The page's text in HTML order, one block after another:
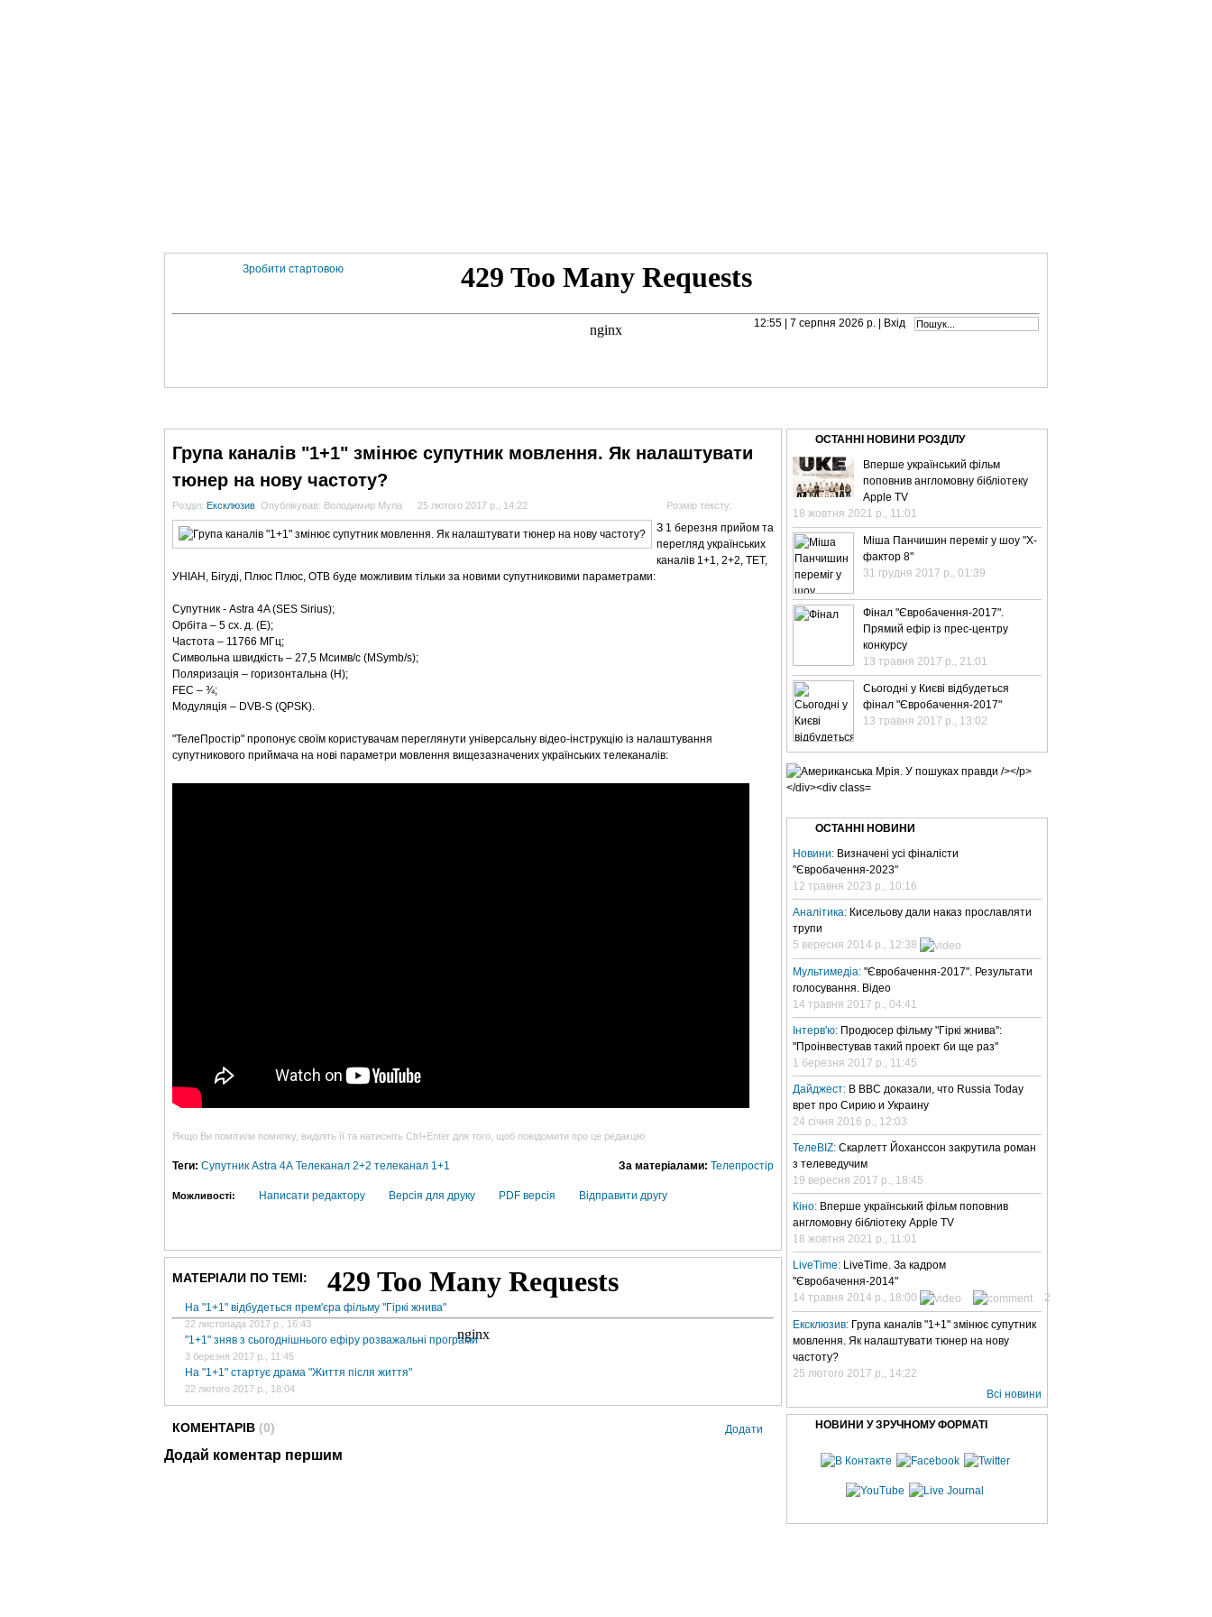
Зробити стартовою
12:55 | 7 серпня 2026 р. | Вхід
Група каналів "1+1" змінює супутник мовлення. Як налаштувати
тюнер на нову частоту?
Розмір тексту:
Розділ: Ексклюзив Опублікував: Володимир Мула 25 лютого 2017 р., 14:22
З 1 березня прийом та
перегляд українських
каналів 1+1, 2+2, ТЕТ,
УНІАН, Бігуді, Плюс Плюс, ОТВ буде можливим тільки за новими супутниковими параметрами:
Супутник - Astra 4A (SES Sirius);
Орбіта – 5 сх. д. (E);
Частота – 11766 МГц;
Символьна швидкість – 27,5 Мсимв/с (MSymb/s);
Поляризація – горизонтальна (H);
FEC – ¾;
Модуляція – DVB-S (QPSK).
"ТелеПростір" пропонує своїм користувачам переглянути універсальну відео-інструкцію із налаштування
супутникового приймача на нові параметри мовлення вищезазначених українських телеканалів:
Якщо Ви помітили помилку, виділіть її та натисніть Ctrl+Enter для того, щоб повідомити про це редакцію
За матеріалами: Телепростір
Теги: Супутник Astra 4A Телеканал 2+2 телеканал 1+1
Можливості: Написати редактору Версія для друку PDF версія Відправити другу
МАТЕРІАЛИ ПО ТЕМІ:
На "1+1" відбудеться прем'єра фільму "Гіркі жнива"
22 листопада 2017 р., 16:43
"1+1" зняв з сьогоднішнього ефіру розважальні програми
3 березня 2017 р., 11:45
На "1+1" стартує драма "Життя після життя"
22 лютого 2017 р., 18:04
Додати
КОМЕНТАРІВ (0)
Додай коментар першим
ОСТАННІ НОВИНИ РОЗДІЛУ
Вперше український фільм
поповнив англомовну бібліотеку
Apple TV
18 жовтня 2021 р., 11:01
Міша Панчишин переміг у шоу "Х-
фактор 8"
31 грудня 2017 р., 01:39
Фінал "Євробачення-2017".
Прямий ефір із прес-центру
конкурсу
13 травня 2017 р., 21:01
Сьогодні у Києві відбудеться
фінал "Євробачення-2017"
13 травня 2017 р., 13:02
ОСТАННІ НОВИНИ
Новини: Визначені усі фіналісти
"Євробачення-2023"
12 травня 2023 р., 10:16
Аналітика: Кисельову дали наказ прославляти
трупи
5 вересня 2014 р., 12:38
Мультимедіа: "Євробачення-2017". Результати
голосування. Відео
14 травня 2017 р., 04:41
Інтерв'ю: Продюсер фільму "Гіркі жнива":
"Проінвестував такий проект би ще раз"
1 березня 2017 р., 11:45
Дайджест: В BBC доказали, что Russia Today
врет про Сирию и Украину
24 січня 2016 р., 12:03
ТелеBIZ: Скарлетт Йоханссон закрутила роман
з телеведучим
19 вересня 2017 р., 18:45
Кіно: Вперше український фільм поповнив
англомовну бібліотеку Apple TV
18 жовтня 2021 р., 11:01
LiveTime: LiveTime. За кадром
"Євробачення-2014"
14 травня 2014 р., 18:00
2
Ексклюзив: Група каналів "1+1" змінює супутник
мовлення. Як налаштувати тюнер на нову
частоту?
25 лютого 2017 р., 14:22
Всі новини
НОВИНИ У ЗРУЧНОМУ ФОРМАТІ